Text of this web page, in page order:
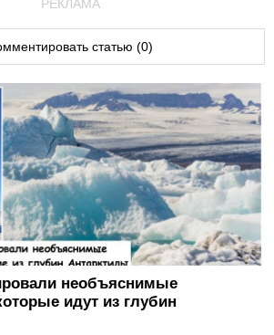
РЕКЛАМА
статью (0)
необъяснимые
идут из глубин